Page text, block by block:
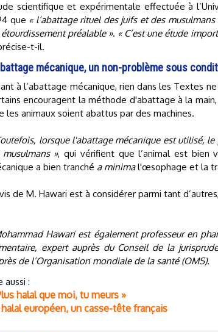
scientifique et expérimentale effectuée à
que « l’abattage rituel des juifs et des
préalable ». « C’est une étude
t-il.
mécanique, un non-problème sous
à l’abattage mécanique, rien dans les Textes
encouragent la méthode d'abattage à la
les animaux soient abattus par des machines.
lorsque l'abattage mécanique est utilisé,
musulmans », qui vérifient que l’animal est bien
a bien tranché a minimal'œsophage et la
de M. Hawari est à considérer parmi tant
Hawari est également professeur en
expert auprès du Conseil de la
de l’Organisation mondiale de la santé (OMS).
aussi :
halal que moi, tu meurs »
halal européen, un casse-tête français